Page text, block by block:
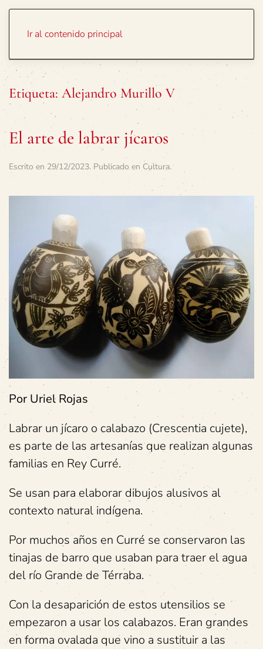
Ir al contenido principal
Etiqueta: Alejandro Murillo V
El arte de labrar jícaros
Escrito en 29/12/2023. Publicado en Cultura.
Por Uriel Rojas
Labrar un jícaro o calabazo (Crescentia cujete),
es parte de las artesanías que realizan algunas
familias en Rey Curré.
Se usan para elaborar dibujos alusivos al
contexto natural indígena.
Por muchos años en Curré se conservaron las
tinajas de barro que usaban para traer el agua
del río Grande de Térraba.
Con la desaparición de estos utensilios se
empezaron a usar los calabazos. Eran grandes
en forma ovalada que vino a sustituir a las